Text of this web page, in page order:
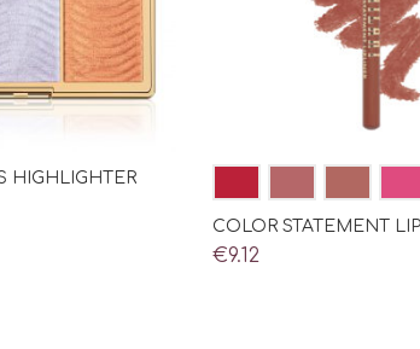
HIGHLIGHTER
COLOR STATEMENT
€9.12